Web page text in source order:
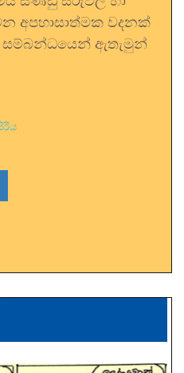
අපහාසාත්මක වදනක්
සම්බන්ධයෙන් ඇතැමුන්